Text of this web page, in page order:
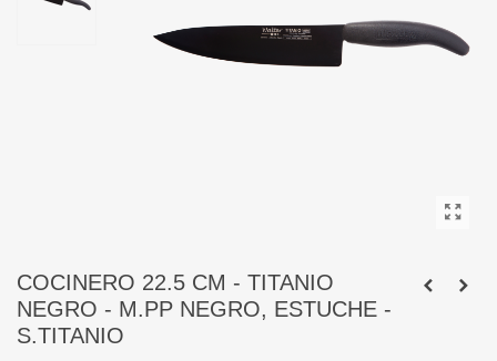
COCINERO 22.5 CM - TITANIO
NEGRO - M.PP NEGRO, ESTUCHE -
S.TITANIO